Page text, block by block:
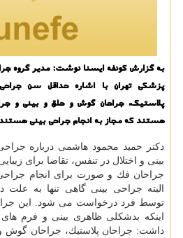
به گزارش كونفه ایسنا نوشت: مدیر گروه
پزشكی تهران با اشاره حداقل سن
پلاستیك، جراحان گوش و حلق و بینی و
هستند كه مجاز به انجام جراحی بینی
دكتر حمید محمود هاشمی درباره
بینی و اختلال در تنفس، تقاضا برای
جراحان فك و صورت برای انجام
البته جراحی بینی گاهی تنها به علت
توسط فرد درخواست می شود. این
اینكه بدشكلی ظاهری بینی و فرم
داشت: جراحان پلاستیك، جراحان گوش